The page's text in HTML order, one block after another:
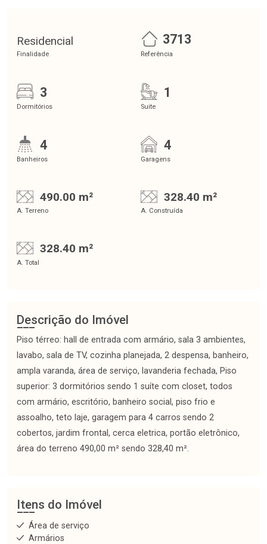
Residencial
Finalidade
3713
Referência
3
Dormitórios
1
Suite
4
Banheiros
4
Garagens
490.00 m²
A. Terreno
328.40 m²
A. Construída
328.40 m²
A. Total
Descrição do Imóvel
Piso térreo: hall de entrada com armário, sala 3 ambientes,
lavabo, sala de TV, cozinha planejada, 2 despensa, banheiro,
ampla varanda, área de serviço, lavanderia fechada, Piso
superior: 3 dormitórios sendo 1 suíte com closet, todos
com armário, escritório, banheiro social, piso frio e
assoalho, teto laje, garagem para 4 carros sendo 2
cobertos, jardim frontal, cerca eletrica, portão eletrônico,
área do terreno 490,00 m² sendo 328,40 m².
Itens do Imóvel
Área de serviço
Armários